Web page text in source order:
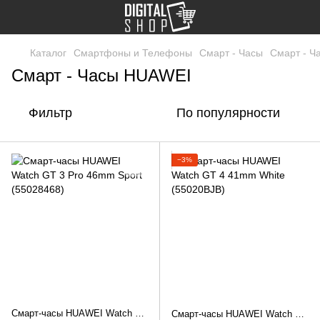
Каталог Смартфоны и Телефоны Смарт - Часы Смарт -
Смарт - Часы HUAWEI
Фильтр По популярности
Смарт-часы HUAWEI Watch GT 3 Pro 46mm Sport (55028468)
−3%
Смарт-часы HUAWEI Watch GT 4 41mm White (55020BJB)